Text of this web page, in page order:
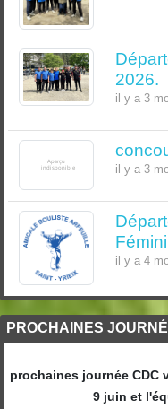
2026.
il y a 3
il y a 3
il y a 4
PROCHAINES
prochaines journée CDC
9 juin et